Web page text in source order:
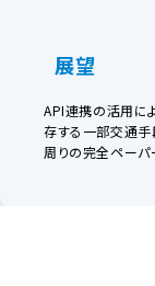
展望
API連携の活用に
存する一部交通
周りの完全ペーパ